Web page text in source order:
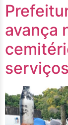
avança